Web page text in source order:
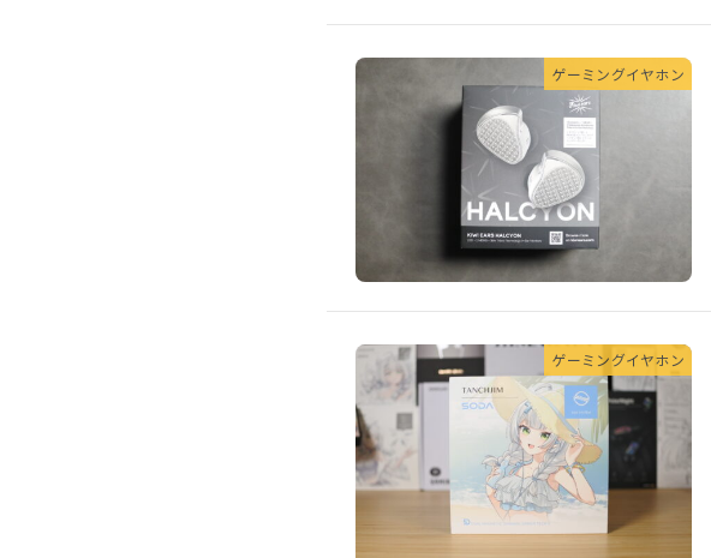
ゲーミングイヤホン
ゲーミングイヤホン